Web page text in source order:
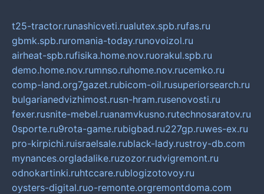
t25-tractor.runashicveti.rualutex.spb.rufas.ru
gbmk.spb.ruromania-today.runovoizol.ru
airheat-spb.rufisika.home.nov.ruorakul.spb.ru
demo.home.nov.rumnso.ruhome.nov.rucemko.ru
comp-land.org7gazet.rubicom-oil.rusuperiorsearch.ru
bulgarianedvizhimost.rusn-hram.rusenovosti.ru
fexer.rusnite-mebel.ruanamvkusno.rutechnosaratov.ru
0sporte.ru9rota-game.rubigbad.ru227gp.ruwes-ex.ru
pro-kirpichi.ruisraelsale.rublack-lady.rustroy-db.com
mynances.orgladalike.ruzozor.rudvigremont.ru
odnokartinki.ruhtccare.rublogizotovoy.ru
oysters-digital.ruo-remonte.orgremontdoma.com